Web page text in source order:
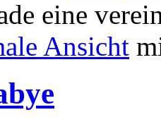
eine
Ansicht